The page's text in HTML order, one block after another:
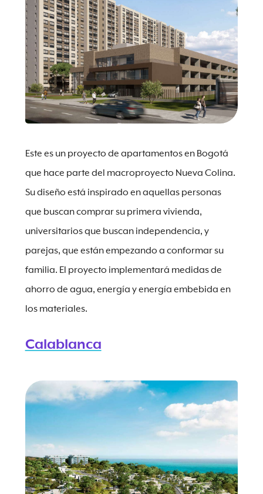
Este es un proyecto de apartamentos en Bogotá
que hace parte del macroproyecto Nueva Colina.
Su diseño está inspirado en aquellas personas
que buscan comprar su primera vivienda,
universitarios que buscan independencia, y
parejas, que están empezando a conformar su
familia. El proyecto implementará medidas de
ahorro de agua, energía y energía embebida en
los materiales.
Calablanca